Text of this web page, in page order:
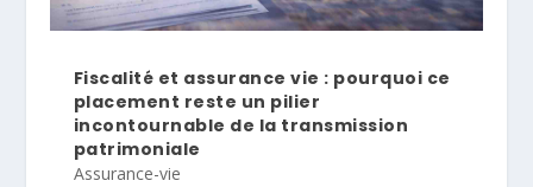
Fiscalité et assurance vie : pourquoi ce
placement reste un pilier
incontournable de la transmission
patrimoniale
Assurance-vie